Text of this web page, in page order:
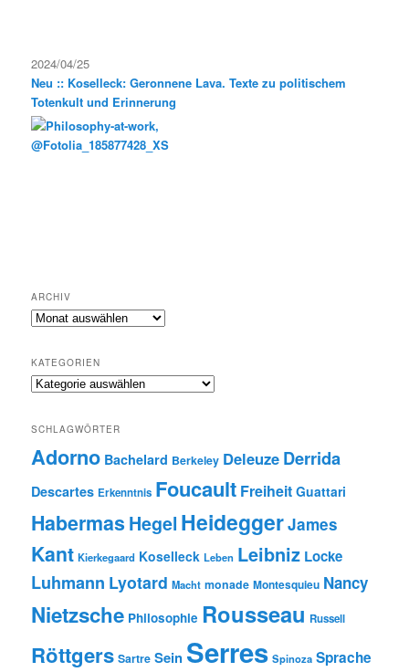
2024/04/25
Neu :: Koselleck: Geronnene Lava. Texte zu politischem
Totenkult und Erinnerung
ARCHIV
Archiv
KATEGORIEN
Kategorien
SCHLAGWÖRTER
Adorno Bachelard Berkeley Deleuze Derrida
Descartes Erkenntnis Foucault Freiheit Guattari
Habermas Hegel HeideggerJames
Kant Kierkegaard Koselleck Leben Leibniz Locke
Luhmann Lyotard Macht monade Montesquieu Nancy
Nietzsche Philosophie Rousseau Russell
Röttgers Sartre Sein Serres Spinoza Sprache